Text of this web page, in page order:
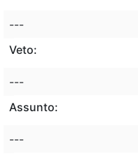
---
Veto:
---
Assunto:
---